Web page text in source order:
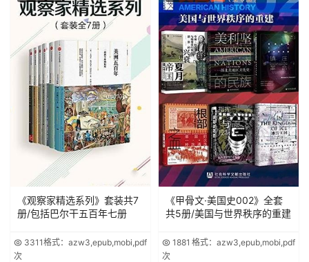
《观察家精选系列》套装共7
册/包括巴尔干五百年七册
3311
次
格式：azw3,epub,mobi,pdf
《甲骨文·美国史002》全套
共5册/美国与世界秩序的重建
1881
次
格式：azw3,epub,mobi,pdf